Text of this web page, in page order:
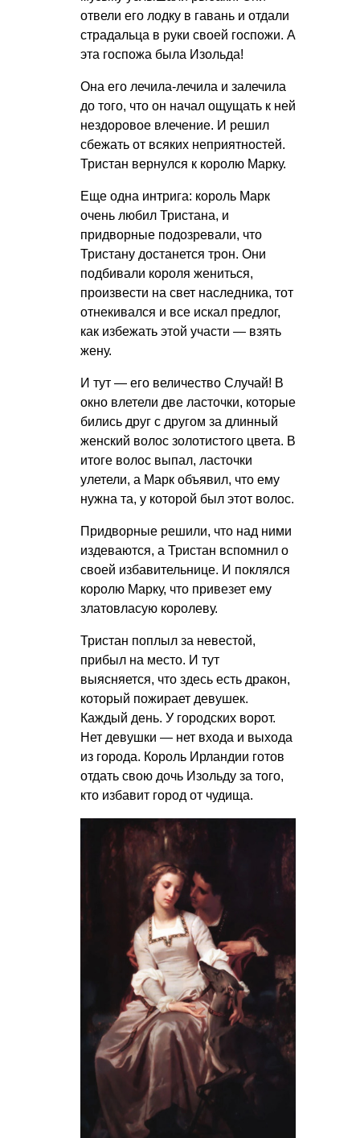
отвели его лодку в гавань и отдали
страдальца в руки своей госпожи. А
эта госпожа была Изольда!
Она его лечила-лечила и залечила
до того, что он начал ощущать к ней
нездоровое влечение. И решил
сбежать от всяких неприятностей.
Тристан вернулся к королю Марку.
Еще одна интрига: король Марк
очень любил Тристана, и
придворные подозревали, что
Тристану достанется трон. Они
подбивали короля жениться,
произвести на свет наследника, тот
отнекивался и все искал предлог,
как избежать этой участи — взять
жену.
И тут — его величество Случай! В
окно влетели две ласточки, которые
бились друг с другом за длинный
женский волос золотистого цвета. В
итоге волос выпал, ласточки
улетели, а Марк объявил, что ему
нужна та, у которой был этот волос.
Придворные решили, что над ними
издеваются, а Тристан вспомнил о
своей избавительнице. И поклялся
королю Марку, что привезет ему
златовласую королеву.
Тристан поплыл за невестой,
прибыл на место. И тут
выясняется, что здесь есть дракон,
который пожирает девушек.
Каждый день. У городских ворот.
Нет девушки — нет входа и выхода
из города. Король Ирландии готов
отдать свою дочь Изольду за того,
кто избавит город от чудища.